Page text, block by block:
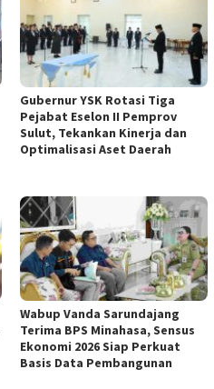
Gubernur YSK Rotasi Tiga
Pejabat Eselon II Pemprov
Sulut, Tekankan Kinerja dan
Optimalisasi Aset Daerah
Wabup Vanda Sarundajang
Terima BPS Minahasa, Sensus
Ekonomi 2026 Siap Perkuat
Basis Data Pembangunan